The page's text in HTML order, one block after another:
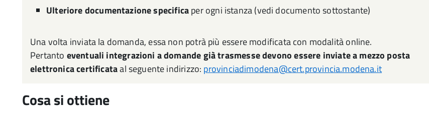
Ulteriore documentazione specificaper ogni istanza (vedi documento sottostante)
Una volta inviata la domanda, essa non potrà più essere modificata con modalità online.
Pertanto eventuali integrazioni a domande già trasmesse devono essere inviate a mezzo posta
elettronica certificataal seguente indirizzo: provinciadimodena@cert.provincia.modena.it
Cosa si ottiene